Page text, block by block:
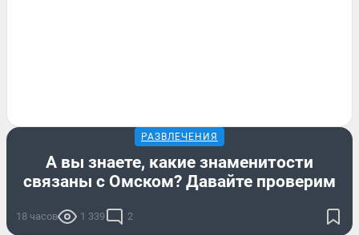
РАЗВЛЕЧЕНИЯ
А вы знаете, какие знаменитости
связаны с Омском? Давайте проверим
18 часов 1 339 2